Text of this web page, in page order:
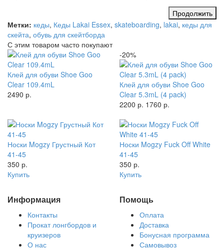
Продолжить
Метки: кеды, Кеды Lakai Essex, skateboarding, lakai, кеды для
скейта, обувь для скейтборда
С этим товаром часто покупают
Клей для обуви Shoe Goo
Clear 109.4mL
2490 р.
-20%
Клей для обуви Shoe Goo
Clear 5.3mL (4 pack)
2200 р. 1760 р.
Носки Mogzy Грустный Кот
41-45
350 р.
Купить
Носки Mogzy Fuck Off White
41-45
350 р.
Купить
Информация
Контакты
Прокат лонгбордов и
круизеров
О нас
Помощь
Оплата
Доставка
Бонусная программа
Самовывоз